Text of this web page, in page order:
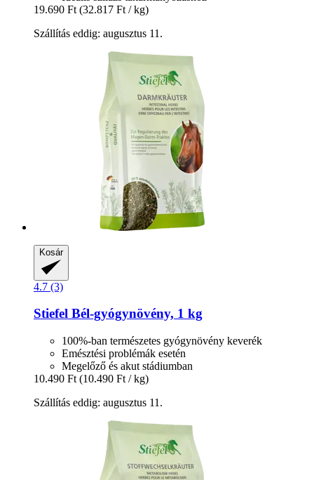
19.690 Ft (32.817 Ft / kg)
Szállítás eddig: augusztus 11.
Kosár
4.7 (3)
Stiefel Bél-​gyógynövény, 1 kg
100%-ban természetes gyógynövény keverék
Emésztési problémák esetén
Megelőző és akut stádiumban
10.490 Ft (10.490 Ft / kg)
Szállítás eddig: augusztus 11.